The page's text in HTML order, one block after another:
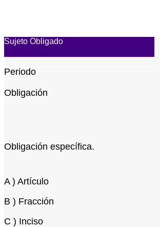
Sujeto Obligado
Periodo
Obligación
Obligación específica.
A ) Artículo
B ) Fracción
C ) Inciso